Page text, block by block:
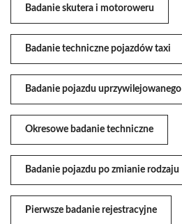
Badanie skutera i motoroweru
Badanie techniczne pojazdów taxi
Badanie pojazdu uprzywilejowanego
Okresowe badanie techniczne
Badanie pojazdu po zmianie rodzaju
Pierwsze badanie rejestracyjne